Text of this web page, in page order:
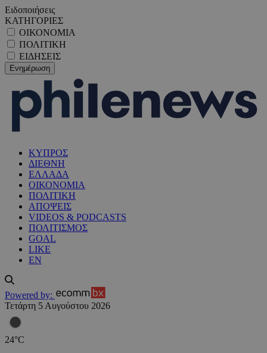
Ειδοποιήσεις
ΚΑΤΗΓΟΡΙΕΣ
ΟΙΚΟΝΟΜΙΑ
ΠΟΛΙΤΙΚΗ
ΕΙΔΗΣΕΙΣ
ΚΥΠΡΟΣ
ΔΙΕΘΝΗ
ΕΛΛΑΔΑ
ΟΙΚΟΝΟΜΙΑ
ΠΟΛΙΤΙΚΗ
ΑΠΟΨΕΙΣ
VIDEOS & PODCASTS
ΠΟΛΙΤΙΣΜΟΣ
GOAL
LIKE
EN
Powered by:
Τετάρτη 5 Αυγούστου 2026
24°C